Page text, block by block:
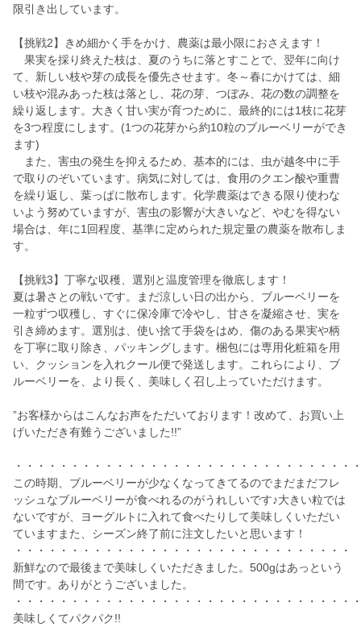
限引き出しています。
【挑戦2】きめ細かく手をかけ、農薬は最小限におさえます！
果実を採り終えた枝は、夏のうちに落とすことで、翌年に向け
て、新しい枝や芽の成長を優先させます。冬～春にかけては、細
い枝や混みあった枝は落とし、花の芽、つぼみ、花の数の調整を
繰り返します。大きく甘い実が育つために、最終的には1枝に花芽
を3つ程度にします。(1つの花芽から約10粒のブルーベリーができ
ます)
また、害虫の発生を抑えるため、基本的には、虫が越冬中に手
で取りのぞいています。病気に対しては、食用のクエン酸や重曹
を繰り返し、葉っぱに散布します。化学農薬はできる限り使わな
いよう努めていますが、害虫の影響が大きいなど、やむを得ない
場合は、年に1回程度、基準に定められた規定量の農薬を散布しま
す。
【挑戦3】丁寧な収穫、選別と温度管理を徹底します！
夏は暑さとの戦いです。まだ涼しい日の出から、ブルーベリーを
一粒ずつ収穫し、すぐに保冷庫で冷やし、甘さを凝縮させ、実を
引き締めます。選別は、使い捨て手袋をはめ、傷のある果実や柄
を丁寧に取り除き、パッキングします。梱包には専用化粧箱を用
い、クッションを入れクール便で発送します。これらにより、ブ
ルーベリーを、より長く、美味しく召し上っていただけます。
”お客様からはこんなお声をただいております！改めて、お買い上
げいただき有難うございました!!”
・・・・・・・・・・・・・・・・・・・・・・・・・・・・・・
この時期、ブルーベリーが少なくなってきてるのでまだまだフレ
ッシュなブルーベリーが食べれるのがうれしいです♪大きい粒では
ないですが、ヨーグルトに入れて食べたりして美味しくいただい
ていますまた、シーズン終了前に注文したいと思います！
・・・・・・・・・・・・・・・・・・・・・・・・・・・・・・
新鮮なので最後まで美味しくいただきました。500gはあっという
間です。ありがとうございました。
・・・・・・・・・・・・・・・・・・・・・・・・・・・・・・
美味しくてパクパク!!